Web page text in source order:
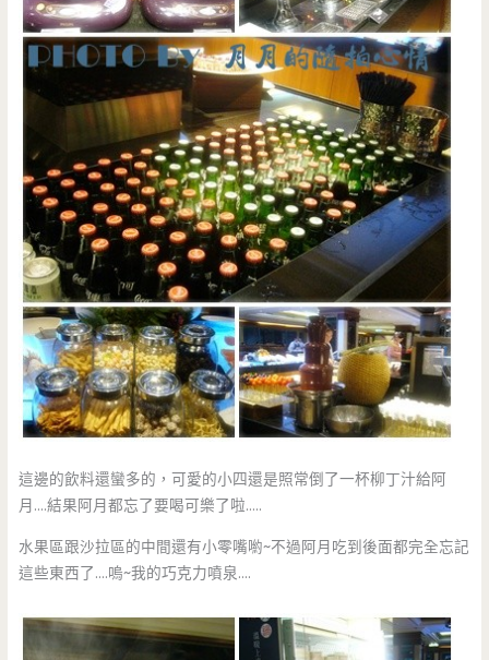
這邊的飲料還蠻多的，可愛的小四還是照常倒了一杯柳丁汁給阿
月….結果阿月都忘了要喝可樂了啦…..
水果區跟沙拉區的中間還有小零嘴喲~不過阿月吃到後面都完全忘記
這些東西了….嗚~我的巧克力噴泉….